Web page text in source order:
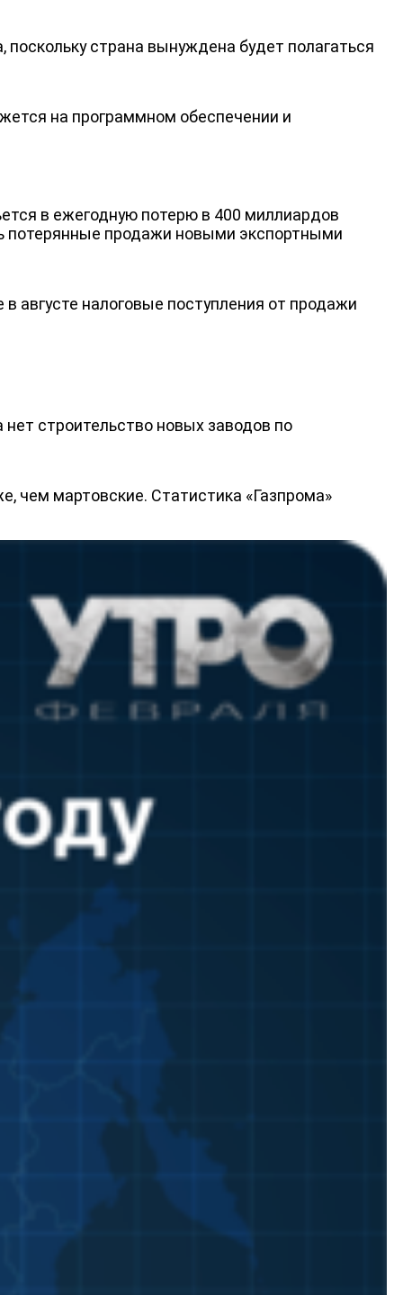
страна вынуждена будет полагаться
на программном обеспечении и
в ежегодную потерю в 400 миллиардов
потерянные продажи новыми экспортными
августе налоговые поступления от продажи
строительство новых заводов по
чем мартовские. Статистика «Газпрома»